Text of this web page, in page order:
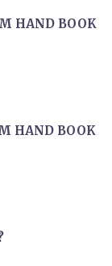
HAND BOOK
HAND BOOK